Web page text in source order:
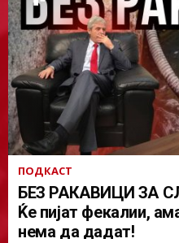
ПОДКАСТ
БЕЗ РАКАВИЦИ ЗА
Ќе пијат фекалии,
нема да дадат!